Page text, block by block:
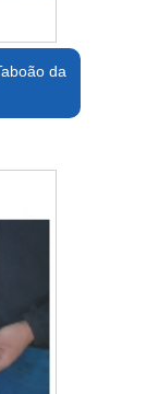
da